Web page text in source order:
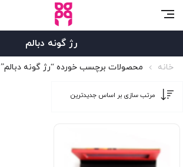
رژ گونه دبالم
خانه محصولات برچسب خورده “رژ گونه دبالم”